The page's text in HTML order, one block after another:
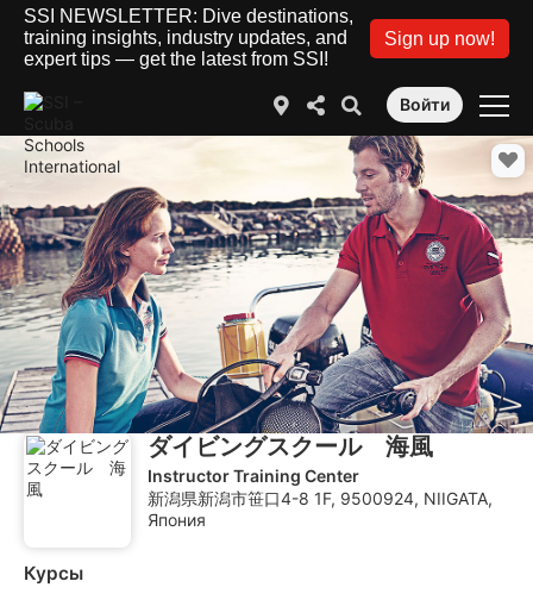
SSI NEWSLETTER: Dive destinations,
training insights, industry updates, and
expert tips — get the latest from SSI!
Sign up now!
Войти
ダイビングスクール 海風
Instructor Training Center
新潟県新潟市笹口4-8 1F, 9500924, NIIGATA,
Япония
Курсы